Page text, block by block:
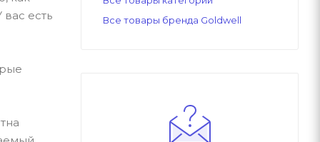
есть
Все товары бренда Goldwell